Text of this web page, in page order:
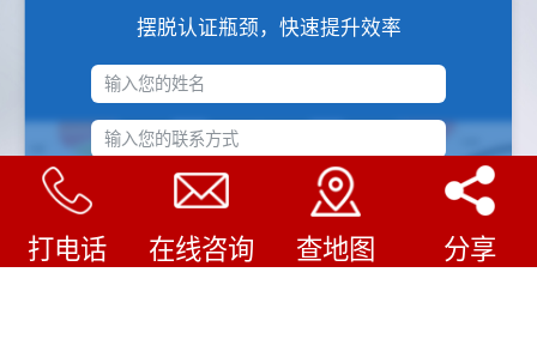
摆脱认证瓶颈，快速提升效率
输入您的姓名
输入您的联系方式
打电话 在线咨询 查地图 分享